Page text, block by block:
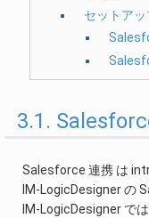
セットア
3.1.
Salesforce 連携 は
IM-LogicDesigner の
IM-LogicDesigner で